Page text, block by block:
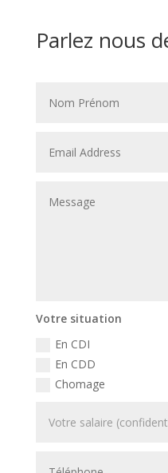
Parlez nous
Votre situation
En CDI
En CDD
Chomage